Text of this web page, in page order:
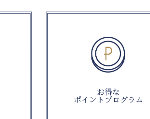
お得な
ポイントプログラム